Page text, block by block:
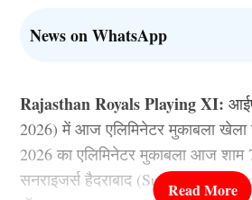
News on WhatsApp
Rajasthan Royals Playing XI:
2026) में आज एलिमिनेटर मुकाबला खेला
2026 का एलिमिनेटर मुकाबला आज
सनराइजर्स हैदराबाद (Sunrisers